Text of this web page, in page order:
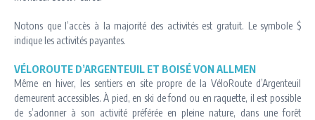
Notons que l’accès à la majorité des activités est gratuit. Le symbole $
indique les activités payantes.
VÉLOROUTE D’ARGENTEUIL ET BOISÉ VON ALLMEN
Même en hiver, les sentiers en site propre de la VéloRoute d’Argenteuil
demeurent accessibles. À pied, en ski de fond ou en raquette, il est possible
de s’adonner à son activité préférée en pleine nature, dans une forêt